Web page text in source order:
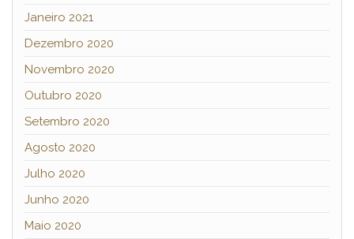
Janeiro 2021
Dezembro 2020
Novembro 2020
Outubro 2020
Setembro 2020
Agosto 2020
Julho 2020
Junho 2020
Maio 2020